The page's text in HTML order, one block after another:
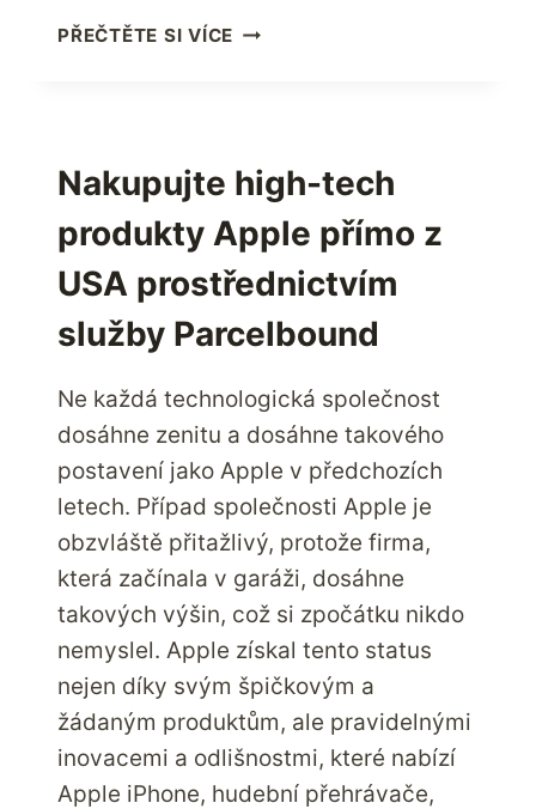
PŘEČTĚTE SI VÍCE ZKUŠENOSTI
ZÁKAZNICKY
ORIENTOVANÉHO
INTERNETOVÉHO
OBCHODU
AMAZON.COM
USA
LEVNÉ
ZASÍLÁNÍ
PRODUKTŮ
PROSTŘEDNICTVÍM
SLUŽBY
PARCELBOUND
Nakupujte high-tech
produkty Apple přímo z
USA prostřednictvím
služby Parcelbound
Ne každá technologická společnost
dosáhne zenitu a dosáhne takového
postavení jako Apple v předchozích
letech. Případ společnosti Apple je
obzvláště přitažlivý, protože firma,
která začínala v garáži, dosáhne
takových výšin, což si zpočátku nikdo
nemyslel. Apple získal tento status
nejen díky svým špičkovým a
žádaným produktům, ale pravidelnými
inovacemi a odlišnostmi, které nabízí
Apple iPhone, hudební přehrávače,